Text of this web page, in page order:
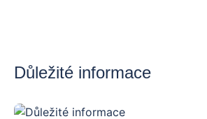
Důležité informace